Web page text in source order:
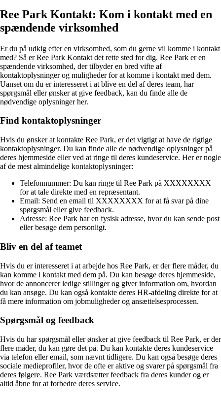
Ree Park Kontakt: Kom i kontakt med en
spændende virksomhed
Er du på udkig efter en virksomhed, som du gerne vil komme i kontakt
med? Så er Ree Park Kontakt det rette sted for dig. Ree Park er en
spændende virksomhed, der tilbyder en bred vifte af
kontaktoplysninger og muligheder for at komme i kontakt med dem.
Uanset om du er interesseret i at blive en del af deres team, har
spørgsmål eller ønsker at give feedback, kan du finde alle de
nødvendige oplysninger her.
Find kontaktoplysninger
Hvis du ønsker at kontakte Ree Park, er det vigtigt at have de rigtige
kontaktoplysninger. Du kan finde alle de nødvendige oplysninger på
deres hjemmeside eller ved at ringe til deres kundeservice. Her er nogle
af de mest almindelige kontaktoplysninger:
Telefonnummer: Du kan ringe til Ree Park på XXXXXXXX
for at tale direkte med en repræsentant.
Email: Send en email til XXXXXXXX for at få svar på dine
spørgsmål eller give feedback.
Adresse: Ree Park har en fysisk adresse, hvor du kan sende post
eller besøge dem personligt.
Bliv en del af teamet
Hvis du er interesseret i at arbejde hos Ree Park, er der flere måder, du
kan komme i kontakt med dem på. Du kan besøge deres hjemmeside,
hvor de annoncerer ledige stillinger og giver information om, hvordan
du kan ansøge. Du kan også kontakte deres HR-afdeling direkte for at
få mere information om jobmuligheder og ansættelsesprocessen.
Spørgsmål og feedback
Hvis du har spørgsmål eller ønsker at give feedback til Ree Park, er der
flere måder, du kan gøre det på. Du kan kontakte deres kundeservice
via telefon eller email, som nævnt tidligere. Du kan også besøge deres
sociale medieprofiler, hvor de ofte er aktive og svarer på spørgsmål fra
deres følgere. Ree Park værdsætter feedback fra deres kunder og er
altid åbne for at forbedre deres service.